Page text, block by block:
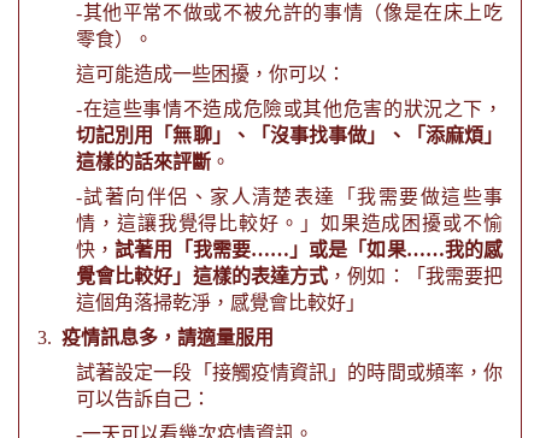
-其他平常不做或不被允許的事情（像是在床上吃
零食）。
這可能造成一些困擾，你可以：
-在這些事情不造成危險或其他危害的狀況之下，
切記別用「無聊」、「沒事找事做」、「添麻煩」
這樣的話來評斷 。
-試著向伴侶、家人清楚表達「我需要做這些事
情，這讓我覺得比較好。」如果造成困擾或不愉
快，試著用「我需要……」或是「如果……我的感
覺會比較好」這樣的表達方式 ，例如：「我需要把
這個角落掃乾淨，感覺會比較好」
3. 疫情訊息多，請適量服用
試著設定一段「接觸疫情資訊」的時間或頻率，你
可以告訴自己：
-一天可以看幾次疫情資訊。